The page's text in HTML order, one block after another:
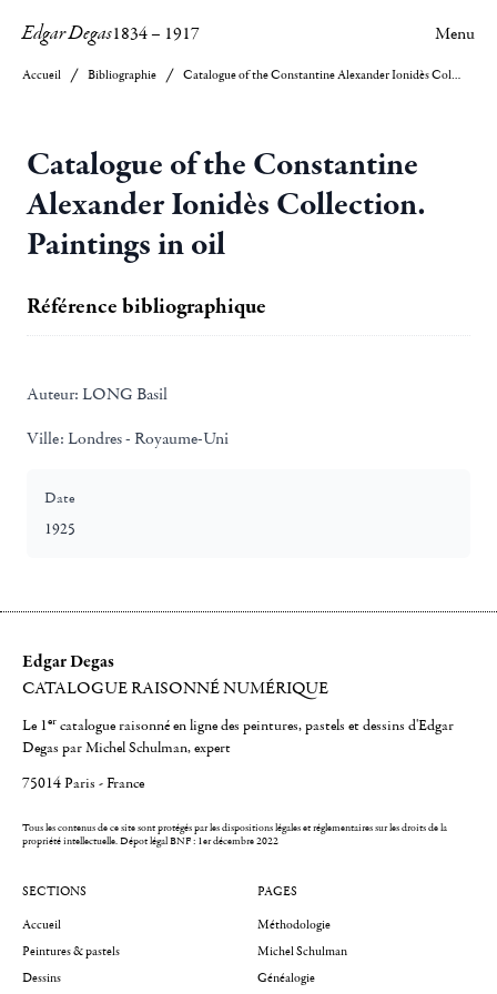
Edgar Degas1834– 1917 Menu
Accueil Bibliographie Catalogue of the Constantine Alexander Ionidès Collection. Paintings in oil
Catalogue of the Constantine
Alexander Ionidès Collection.
Paintings in oil
Référence bibliographique
Auteur: LONG Basil
Ville: Londres - Royaume-Uni
Date
1925
Edgar Degas
CATALOGUE RAISONNÉ NUMÉRIQUE
Le 1er catalogue raisonné en ligne des peintures, pastels et dessins d'Edgar
Degas par Michel Schulman, expert
75014 Paris - France
Tous les contenus de ce site sont protégés par les dispositions légales et réglementaires sur les droits de la
propriété intellectuelle.Dépot légal BNF : 1er décembre 2022
SECTIONS
Accueil
Peintures & pastels
Dessins
PAGES
Méthodologie
Michel Schulman
Généalogie